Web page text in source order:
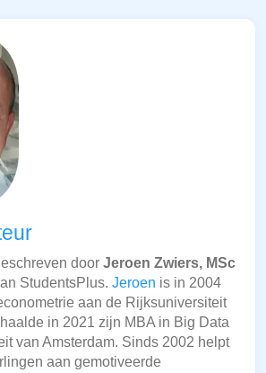
door Jeroen Zwiers, MSc
StudentsPlus. Jeroen is in 2004
aan de Rijksuniversiteit
in 2021 zijn MBA in Big Data
van Amsterdam. Sinds 2002 helpt
aan gemotiveerde